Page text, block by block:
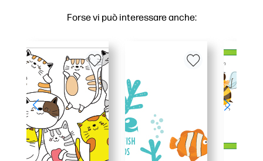
Forse vi può interessare anche: